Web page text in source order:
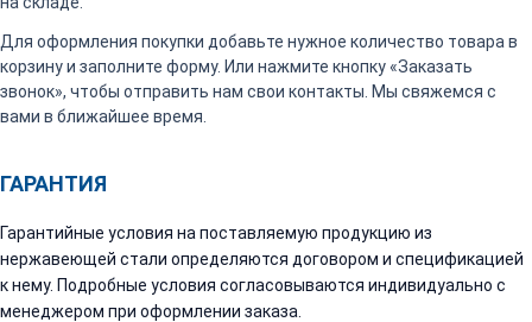
Для оформления покупки добавьте нужное количество товара в
корзину и заполните форму. Или нажмите кнопку «Заказать
звонок», чтобы отправить нам свои контакты. Мы свяжемся с
вами в ближайшее время.
ГАРАНТИЯ
Гарантийные условия на поставляемую продукцию из
нержавеющей стали определяются договором и спецификацией
к нему. Подробные условия согласовываются индивидуально с
менеджером при оформлении заказа.